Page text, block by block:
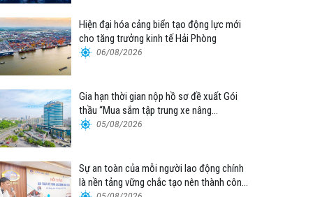
Hiện đại hóa cảng biển tạo động lực mới
cho tăng trưởng kinh tế Hải Phòng
06/08/2026
Gia hạn thời gian nộp hồ sơ đề xuất Gói
thầu “Mua sắm tập trung xe nâng
container thuộc Tổng công ty Hàng hải
05/08/2026
Sự an toàn của mỗi người lao động chính
là nền tảng vững chắc tạo nên thành công